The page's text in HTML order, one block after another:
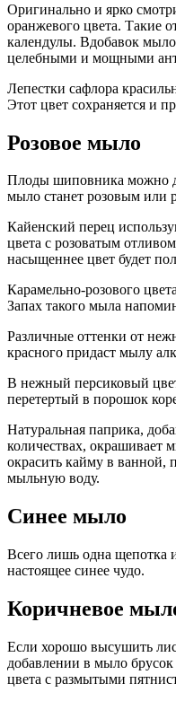
Оригинально и ярко
оранжевого цвета. Такие
календулы. Вдобавок
целебными и мощными
Лепестки сафлора
Этот цвет сохраняется и
Розовое мыло
Плоды шиповника можно
мыло станет розовым или
Кайенский перец
цвета с розоватым
насыщеннее цвет будет
Карамельно-розового
Запах такого мыла
Различные оттенки от
красного придаст мылу
В нежный персиковый
перетертый в порошок
Натуральная паприка,
количествах, окрашивает
окрасить кайму в ванной,
мыльную воду.
Синее мыло
Всего лишь одна щепотка
настоящее синее чудо.
Коричневое
Если хорошо высушить
добавлении в мыло брусок
цвета с размытыми